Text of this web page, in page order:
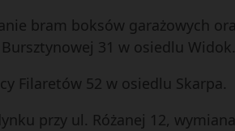
bram boksów garażowych
31 w osiedlu Widok.
Filaretów 52 w osiedlu Skarpa.
przy ul. Różanej 12,